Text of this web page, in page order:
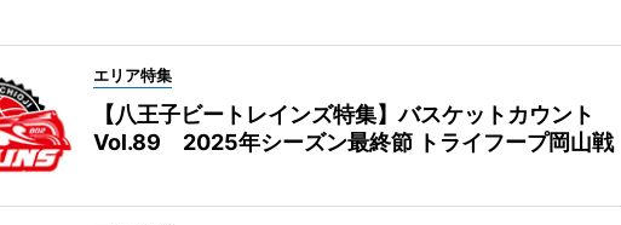
エリア特集
【八王子ビートレインズ特集】バスケットカウント
Vol.89 2025年シーズン最終節 トライフープ岡山戦